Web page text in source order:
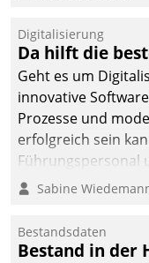
Jahresbeginn eine
Überblick, Einsicht
Eingriff bietende
Zur Entwicklung
man auf
Cloudtechnologie,
bewährte und
agile
Digitalisierung
Da hilft die
Geht es um
innovative
Prozesse und
erfolgreich sein
Führungspersonal
verändern und
Sabine
Bestandsdaten
Bestand in der